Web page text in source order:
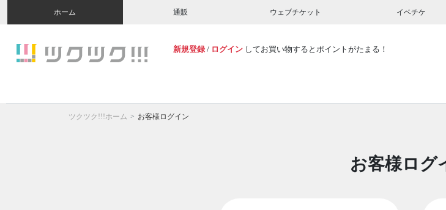
ホーム 通販 ウェブチケット イベチケ
新規登録 / ログイン してお買い物するとポイントがたまる！
ツクツク!!!ホーム お客様ログイン
お客様ログ